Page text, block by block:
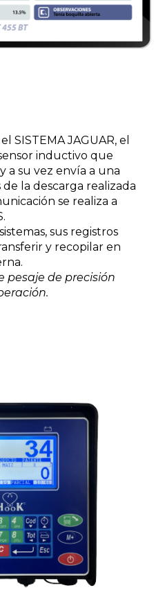
SISTEMA JAGUAR, el
inductivo que
a su vez envía a una
la descarga realizada
se realiza a
sus registros
y recopilar en
pesaje de precisión